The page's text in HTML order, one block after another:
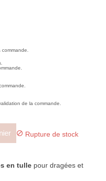
de la commande.
 Rupture de stock
en tulle pour dragées et